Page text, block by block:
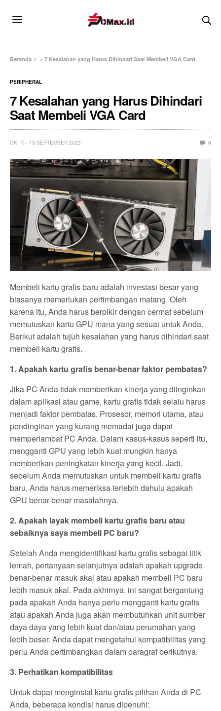
Beranda »7 Kesalahan yang Harus Dihindari Saat Membeli VGA Card
PERIPHERAL
7 Kesalahan yang Harus Dihindari
Saat Membeli VGA Card
OKI R 13 SEPTEMBER 2023 0
Membeli kartu grafis baru adalah investasi besar yang
biasanya memerlukan pertimbangan matang. Oleh
karena itu, Anda harus berpikir dengan cermat sebelum
memutuskan kartu GPU mana yang sesuai untuk Anda.
Berikut adalah tujuh kesalahan yang harus dihindari saat
membeli kartu grafis.
1. Apakah kartu grafis benar-benar faktor pembatas?
Jika PC Anda tidak memberikan kinerja yang diinginkan
dalam aplikasi atau game, kartu grafis tidak selalu harus
menjadi faktor pembatas. Prosesor, memori utama, atau
pendinginan yang kurang memadai juga dapat
memperlambat PC Anda. Dalam kasus-kasus seperti itu,
mengganti GPU yang lebih kuat mungkin hanya
memberikan peningkatan kinerja yang kecil. Jadi,
sebelum Anda memutuskan untuk membeli kartu grafis
baru, Anda harus memeriksa terlebih dahulu apakah
GPU benar-benar masalahnya.
2. Apakah layak membeli kartu grafis baru atau
sebaiknya saya membeli PC baru?
Setelah Anda mengidentifikasi kartu grafis sebagai titik
lemah, pertanyaan selanjutnya adalah apakah upgrade
benar-benar masuk akal atau apakah membeli PC baru
lebih masuk akal. Pada akhirnya, ini sangat bergantung
pada apakah Anda hanya perlu mengganti kartu grafis
atau apakah Anda juga akan membutuhkan unit sumber
daya daya yang lebih kuat dan/atau perumahan yang
lebih besar. Anda dapat mengetahui kompatibilitas yang
perlu Anda pertimbangkan dalam paragraf berikutnya.
3. Perhatikan kompatibilitas
Untuk dapat menginstal kartu grafis pilihan Anda di PC
Anda, beberapa kondisi harus dipenuhi: